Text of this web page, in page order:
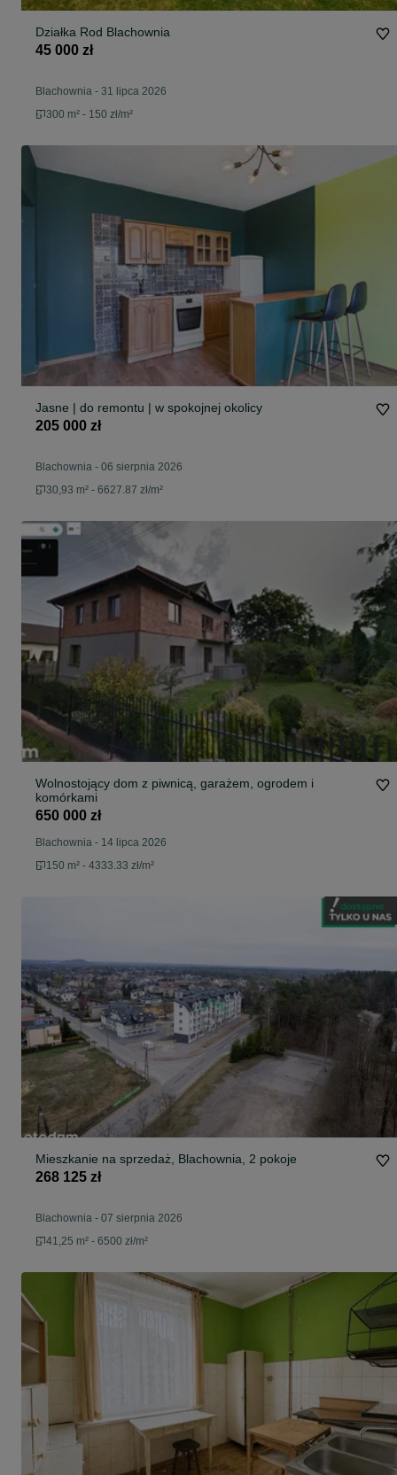
Działka Rod Blachownia
45 000 zł
Blachownia - 31 lipca 2026
300 m² - 150 zł/m²
Jasne | do remontu | w spokojnej okolicy
205 000 zł
Blachownia - 06 sierpnia 2026
30,93 m² - 6627.87 zł/m²
Wolnostojący dom z piwnicą, garażem, ogrodem i
komórkami
650 000 zł
Blachownia - 14 lipca 2026
150 m² - 4333.33 zł/m²
Mieszkanie na sprzedaż, Blachownia, 2 pokoje
268 125 zł
Blachownia - 07 sierpnia 2026
41,25 m² - 6500 zł/m²